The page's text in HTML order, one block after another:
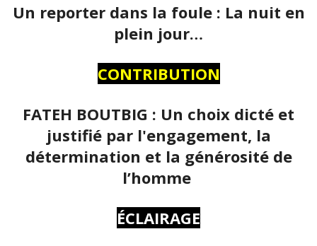
Un reporter dans la foule : La nuit en
plein jour…
CONTRIBUTION
FATEH BOUTBIG : Un choix dicté et
justifié par l'engagement, la
détermination et la générosité de
l’homme
ÉCLAIRAGE